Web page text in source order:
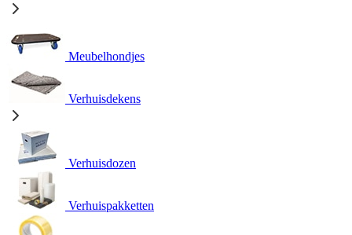
Meubelhondjes
Verhuisdekens
Verhuisdozen
Verhuispakketten